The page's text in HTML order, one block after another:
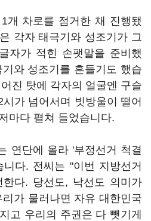
개 차로를 점거한 채 진행됐
각자 태극기와 성조기가 그
자가 적힌 손팻말을 준비했
와 성조기를 흔들기도 했습
진 탓에 각자의 얼굴엔 구슬
가 넘어서며 빗방울이 떨어
마다 펼쳐 들었습니다.
연단에 올라 '부정선거 척결
다. 전씨는 "이번 지방선거
다. 당선도, 낙선도 의미가
가 물러나면 자유 대한민국
고 우리의 주권은 다 뺏기게